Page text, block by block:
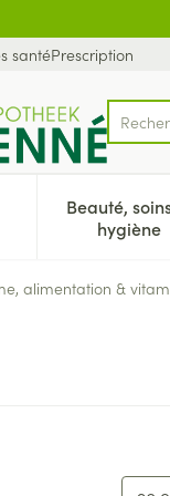
santéPrescription
Beauté,
hygiène
alimentation &